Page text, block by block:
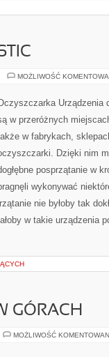
MOŻLIWOŚĆ
Urządzenia
w przeróżnych
w fabrykach,
Dzięki nim
posprzątanie w
wykonywać
nie byłoby tak
w takie urządzenia
GÓRACH
MOŻLIWOŚĆ